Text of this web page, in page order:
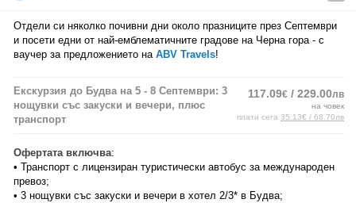
Отдели си няколко почивни дни около празниците през Септември
и посети едни от най-емблематичните градове на Черна гора - с
ваучер за предложението на ABV Travels!
Екскурзия до Будва на 5 - 8 Септември: 3
нощувки със закуски и вечери, плюс
транспорт
117.09€ / 229.00лв
на човек
плати сега 35.13€ / 68.70лв
Офертата включва:
• Транспорт с лицензиран туристически автобус за международен
превоз;
• 3 нощувки със закуски и вечери в хотел 2/3* в Будва;